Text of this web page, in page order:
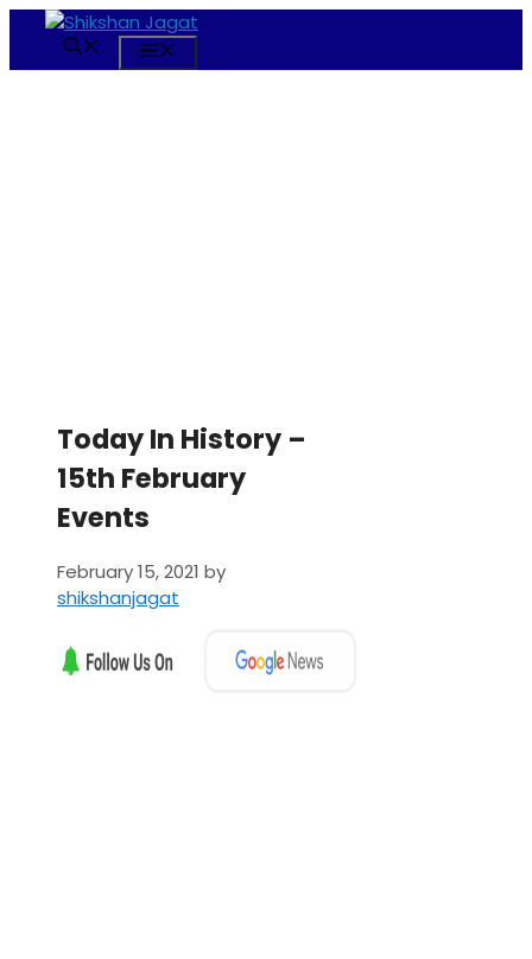
content
Today In History –
15th February
Events
February 15, 2021 by
shikshanjagat